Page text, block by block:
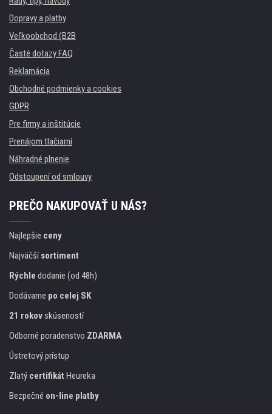
Dopravy a platby
Veľkoobchod (B2B
Časté dotazy FAQ
Reklamácia
Obchodné podmienky a cookies
GDPR
Pre firmy a inštitúcie
Prenájom tlačiarní
Náhradné plnenie
Odstoupení od smlouvy
PREČO NAKUPOVAŤ U NÁS?
Najlepšie ceny
Najväčšísortiment
Rýchle dodanie (od 48h)
Dodávame po celej SK
21 rokovskúseností
Odborné poradenstvo ZDARMA
Ústretový prístup
Zlatý certifikát Heureka
Bezpečné on-line platby